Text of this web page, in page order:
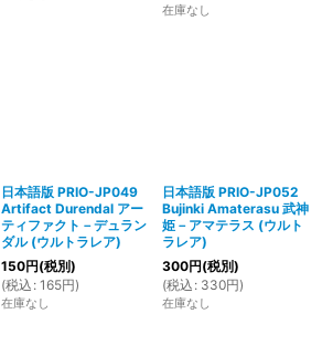
在庫なし
日本語版 PRIO-JP049
Artifact Durendal アー
ティファクト－デュラン
ダル (ウルトラレア)
150円(税別)
(税込 : 165円)
在庫なし
日本語版 PRIO-JP052
Bujinki Amaterasu 武神
姫－アマテラス (ウルト
ラレア)
300円(税別)
(税込 : 330円)
在庫なし